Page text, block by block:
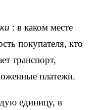
: в каком месте
покупателя, кто
транспорт,
платежи.
единицу, в